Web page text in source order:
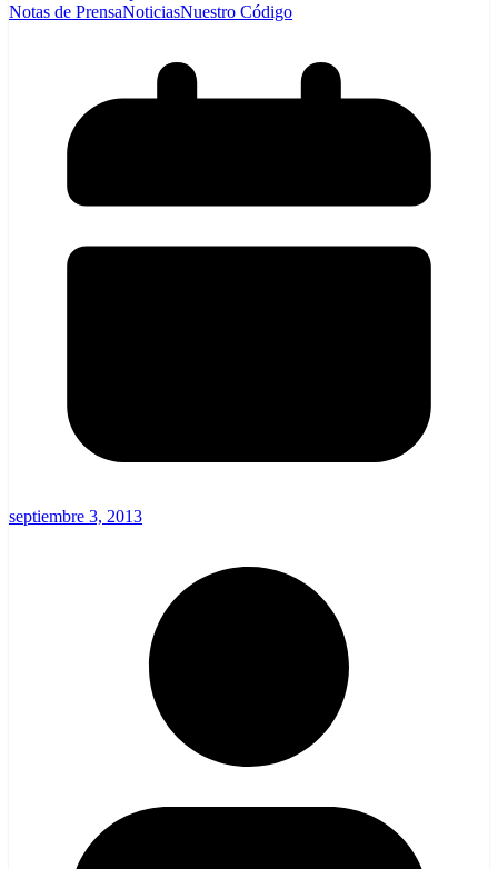
Notas de PrensaNoticiasNuestro Código
septiembre 3, 2013